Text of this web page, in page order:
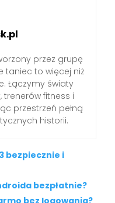
przez grupę
taniec to więcej niż
Łączymy światy
fitness i
przestrzeń pełną
historii.
bezpiecznie i
bezpłatnie?
bez logowania?